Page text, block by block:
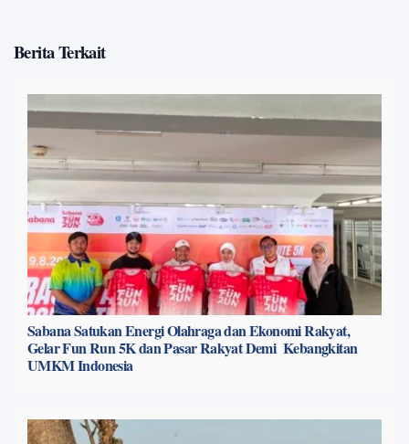
Berita Terkait
Sabana Satukan Energi Olahraga dan Ekonomi Rakyat,
Gelar Fun Run 5K dan Pasar Rakyat Demi Kebangkitan
UMKM Indonesia